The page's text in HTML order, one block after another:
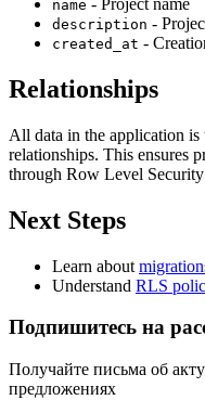
name - Project name
description -
created_at -
Relationships
All data in the application
relationships. This ensures
through Row Level
Next Steps
Learn about
Understand RLS
Подпишитесь на
Получайте письма об
предложениях